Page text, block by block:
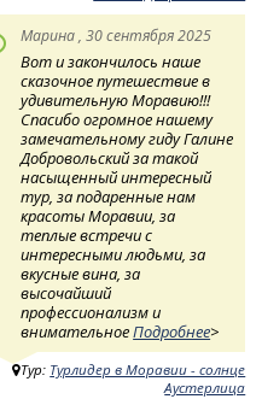
Марина , 30 сентября 2025
Вот и закончилось наше
сказочное путешествие в
удивительную Моравию!!!
Спасибо огромное нашему
замечательному гиду Галине
Добровольский за такой
насыщенный интересный
тур, за подаренные нам
красоты Моравии, за
теплые встречи с
интересными людьми, за
вкусные вина, за
высочайший
профессионализм и
внимательноеПодробнее>
Тур: Турлидер в Моравии - солнце
Аустерлица